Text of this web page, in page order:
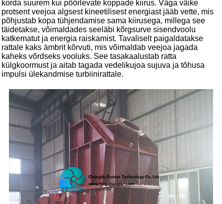
korda suurem kui pöörlevate koppade kiirus. Väga väike
protsent veejoa algsest kineetilisest energiast jääb vette, mis
põhjustab kopa tühjendamise sama kiirusega, millega see
täidetakse, võimaldades seeläbi kõrgsurve sisendvoolu
katkematut ja energia raiskamist. Tavaliselt paigaldatakse
rattale kaks ämbrit kõrvuti, mis võimaldab veejoa jagada
kaheks võrdseks vooluks. See tasakaalustab ratta
külgkoormust ja aitab tagada vedelikujoa sujuva ja tõhusa
impulsi ülekandmise turbiinirattale.